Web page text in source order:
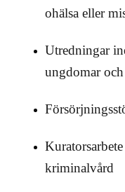
ohälsa eller
Utredningar
ungdomar
kriminalvård